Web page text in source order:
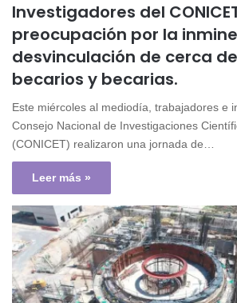
Investigadores del
preocupación por la
desvinculación de cerca
becarios y becarias.
Este miércoles al mediodía, trabajadores e
Consejo Nacional de Investigaciones
(CONICET) realizaron una jornada de…
Leer más »